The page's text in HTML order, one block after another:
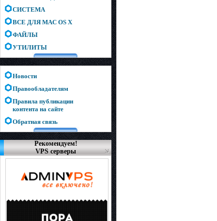
СИСТЕМА
ВСЕ ДЛЯ MAC OS X
ФАЙЛЫ
УТИЛИТЫ
Новости
Правообладателям
Правила публикации
контента на сайте
Обратная связь
Рекомендуем!
VPS серверы